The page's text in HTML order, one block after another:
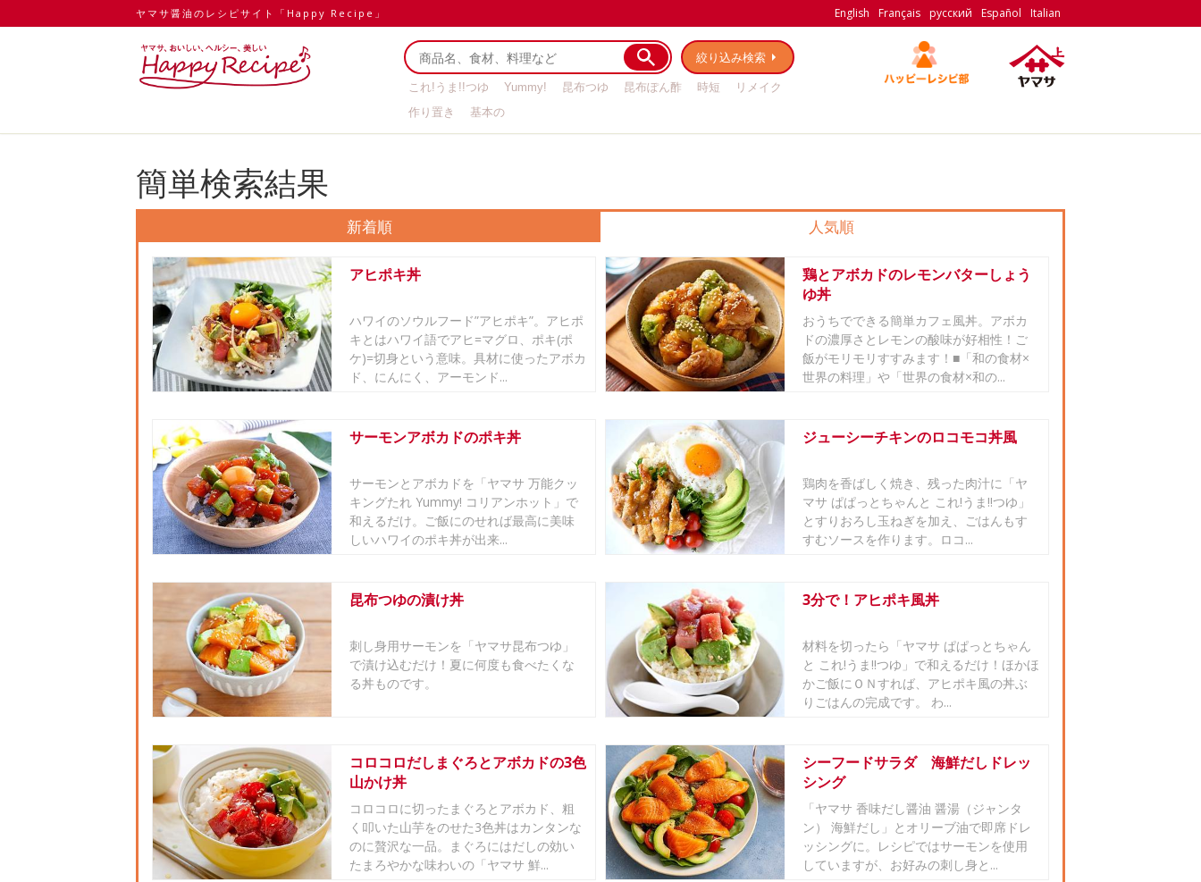
ヤマサ醤油のレシピサイト「Happy Recipe」 English Français русский Español Italian
絞り込み検索
これ!うま!!つゆ Yummy! 昆布つゆ 昆布ぽん酢 時短
リメイク
作り置き
基本の
簡単検索結果
新着順 人気順
アヒポキ丼
ハワイのソウルフード”アヒポキ”。アヒポ
キとはハワイ語でアヒ=マグロ、ポキ(ポ
ケ)=切身という意味。具材に使ったアボカ
ド、にんにく、アーモンド...
鶏とアボカドのレモンバターしょう
ゆ丼
おうちでできる簡単カフェ風丼。アボカ
ドの濃厚さとレモンの酸味が好相性！ご
飯がモリモリすすみます！■「和の食材×
世界の料理」や「世界の食材×和の...
サーモンアボカドのポキ丼
サーモンとアボカドを「ヤマサ 万能クッ
キングたれ Yummy! コリアンホット」で
和えるだけ。ご飯にのせれば最高に美味
しいハワイのポキ丼が出来...
ジューシーチキンのロコモコ丼風
鶏肉を香ばしく焼き、残った肉汁に「ヤ
マサ ぱぱっとちゃんと これ!うま!!つゆ」
とすりおろし玉ねぎを加え、ごはんもす
すむソースを作ります。ロコ...
昆布つゆの漬け丼
刺し身用サーモンを「ヤマサ昆布つゆ」
で漬け込むだけ！夏に何度も食べたくな
る丼ものです。
3分で！アヒポキ風丼
材料を切ったら「ヤマサ ぱぱっとちゃん
と これ!うま!!つゆ」で和えるだけ！ほかほ
かご飯にＯＮすれば、アヒポキ風の丼ぶ
りごはんの完成です。 わ...
コロコロだしまぐろとアボカドの3色
山かけ丼
コロコロに切ったまぐろとアボカド、粗
く叩いた山芋をのせた3色丼はカンタンな
のに贅沢な一品。まぐろにはだしの効い
たまろやかな味わいの「ヤマサ 鮮...
シーフードサラダ 海鮮だしドレッ
シング
「ヤマサ 香味だし醤油 醤湯（ジャンタ
ン） 海鮮だし」とオリーブ油で即席ドレ
ッシングに。レシピではサーモンを使用
していますが、お好みの刺し身と...